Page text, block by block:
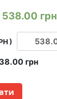
538.00 грн
)
грн